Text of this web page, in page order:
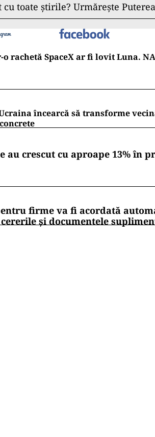
toate știrile? Urmărește
rachetă SpaceX ar fi lovit Luna.
încearcă să transforme
au crescut cu aproape 13% în
firme va fi acordată
și documentele